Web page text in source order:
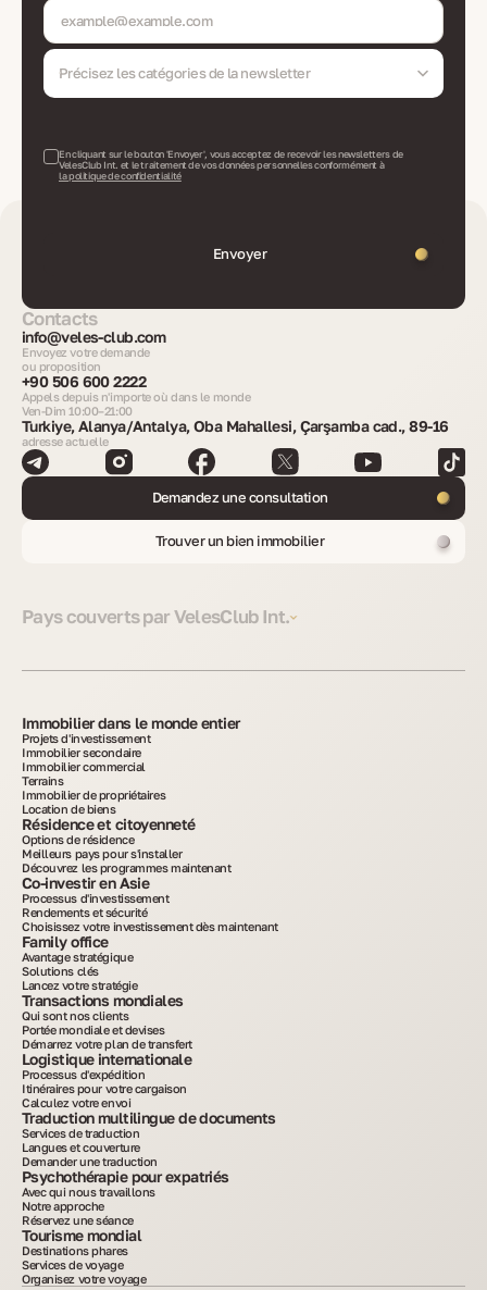
Précisez les catégories de la newsletter
En cliquant sur le bouton 'Envoyer', vous acceptez de recevoir les newsletters de
VelesClub Int. et le traitement de vos données personnelles conformément à
la politique de confidentialité
Envoyer
Contacts
info@veles-club.com
Envoyez votre demande
ou proposition
+90 506 600 2222
Appels depuis n'importe où dans le monde
Ven-Dim 10:00–21:00
Turkiye, Alanya/Antalya, Oba Mahallesi, Çarşamba cad., 89-16
adresse actuelle
Demandez une consultation
Trouver un bien immobilier
Pays couverts par VelesClub Int.
Immobilier dans le monde entier
Projets d'investissement
Immobilier secondaire
Immobilier commercial
Terrains
Immobilier de propriétaires
Location de biens
Résidence et citoyenneté
Options de résidence
Meilleurs pays pour s'installer
Découvrez les programmes maintenant
Co-investir en Asie
Processus d'investissement
Rendements et sécurité
Choisissez votre investissement dès maintenant
Family office
Avantage stratégique
Solutions clés
Lancez votre stratégie
Transactions mondiales
Qui sont nos clients
Portée mondiale et devises
Démarrez votre plan de transfert
Logistique internationale
Processus d'expédition
Itinéraires pour votre cargaison
Calculez votre envoi
Traduction multilingue de documents
Services de traduction
Langues et couverture
Demander une traduction
Psychothérapie pour expatriés
Avec qui nous travaillons
Notre approche
Réservez une séance
Tourisme mondial
Destinations phares
Services de voyage
Organisez votre voyage